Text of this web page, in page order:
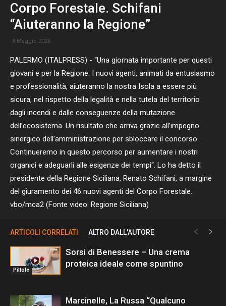
Corpo Forestale. Schifani
“Aiuteranno la Regione”
8 Maggio 2026
PALERMO (ITALPRESS) - “Una giornata importante per questi
giovani e per la Regione. I nuovi agenti, animati da entusiasmo
e professionalità, aiuteranno la nostra Isola a essere più
sicura, nel rispetto della legalità e nella tutela del territorio
dagli incendi e dalle conseguenze della mutazione
dell’ecosistema. Un risultato che arriva grazie all’impegno
sinergico dell’amministrazione per sbloccare il concorso.
Continueremo in questo percorso per aumentare i nostri
organici e adeguarli alle esigenze dei tempi“. Lo ha detto il
presidente della Regione Siciliana, Renato Schifani, a margine
del giuramento dei 46 nuovi agenti del Corpo Forestale.
vbo/mca2 (Fonte video: Regione Siciliana)
ARTICOLI CORRELATI ALTRO DALL'AUTORE
Pillole
Sorsi di Benessere – Una crema
proteica ideale come spuntino
Marcinelle, La Russa “Qualcuno